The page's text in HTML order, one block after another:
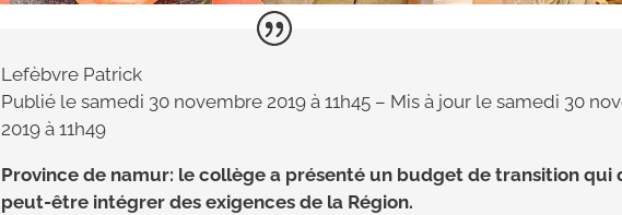
Lefèbvre Patrick
Publié le samedi 30 novembre 2019 à 11h45 – Mis à jour le samedi 30
2019 à 11h49
Province de namur: le collège a présenté un budget de transition qui
peut-être intégrer des exigences de la Région.